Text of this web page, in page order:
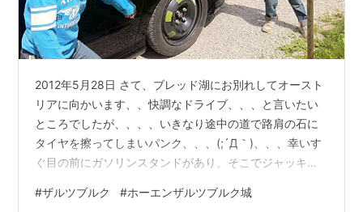
2012年5月28日 さて、ブレッド湖にお別れしてオースト
リアに向かいます、、快調なドライブ、、、と言いたい
ところでしたが、、、、いきなり途中の道で路肩の石に
タイヤを擦ってしまいパンク、、、(;´Д｀)、、、幸いす
ぐ目の前にガソリンスタンドがあり、そこでジャッキア
スタンドのお兄さんが英語がしゃべれたので、彼に教え
#ザルツブルク #ホーエンザルツブルク城